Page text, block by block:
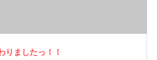
りましたっ！！